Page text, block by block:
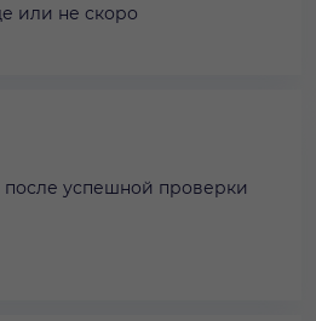
или не скоро
после успешной проверки